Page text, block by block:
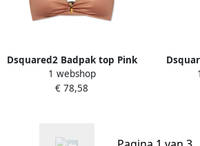
Dsquared2 Badpak top Pink
Dames
1 webshop
€ 78,58